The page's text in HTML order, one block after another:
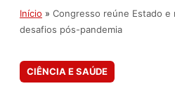
Início » Congresso reúne Estado e
desafios pós-pandemia
CIÊNCIA E SAÚDE